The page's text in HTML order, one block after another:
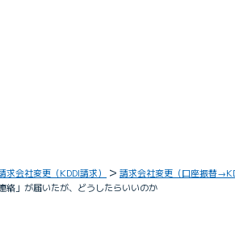
求会社変更（KDDI請求）
請求会社変更（口座振替
絡」が届いたが、どうしたらいいのか